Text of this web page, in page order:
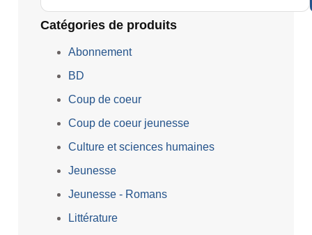
Catégories de produits
Abonnement
BD
Coup de coeur
Coup de coeur jeunesse
Culture et sciences humaines
Jeunesse
Jeunesse - Romans
Littérature